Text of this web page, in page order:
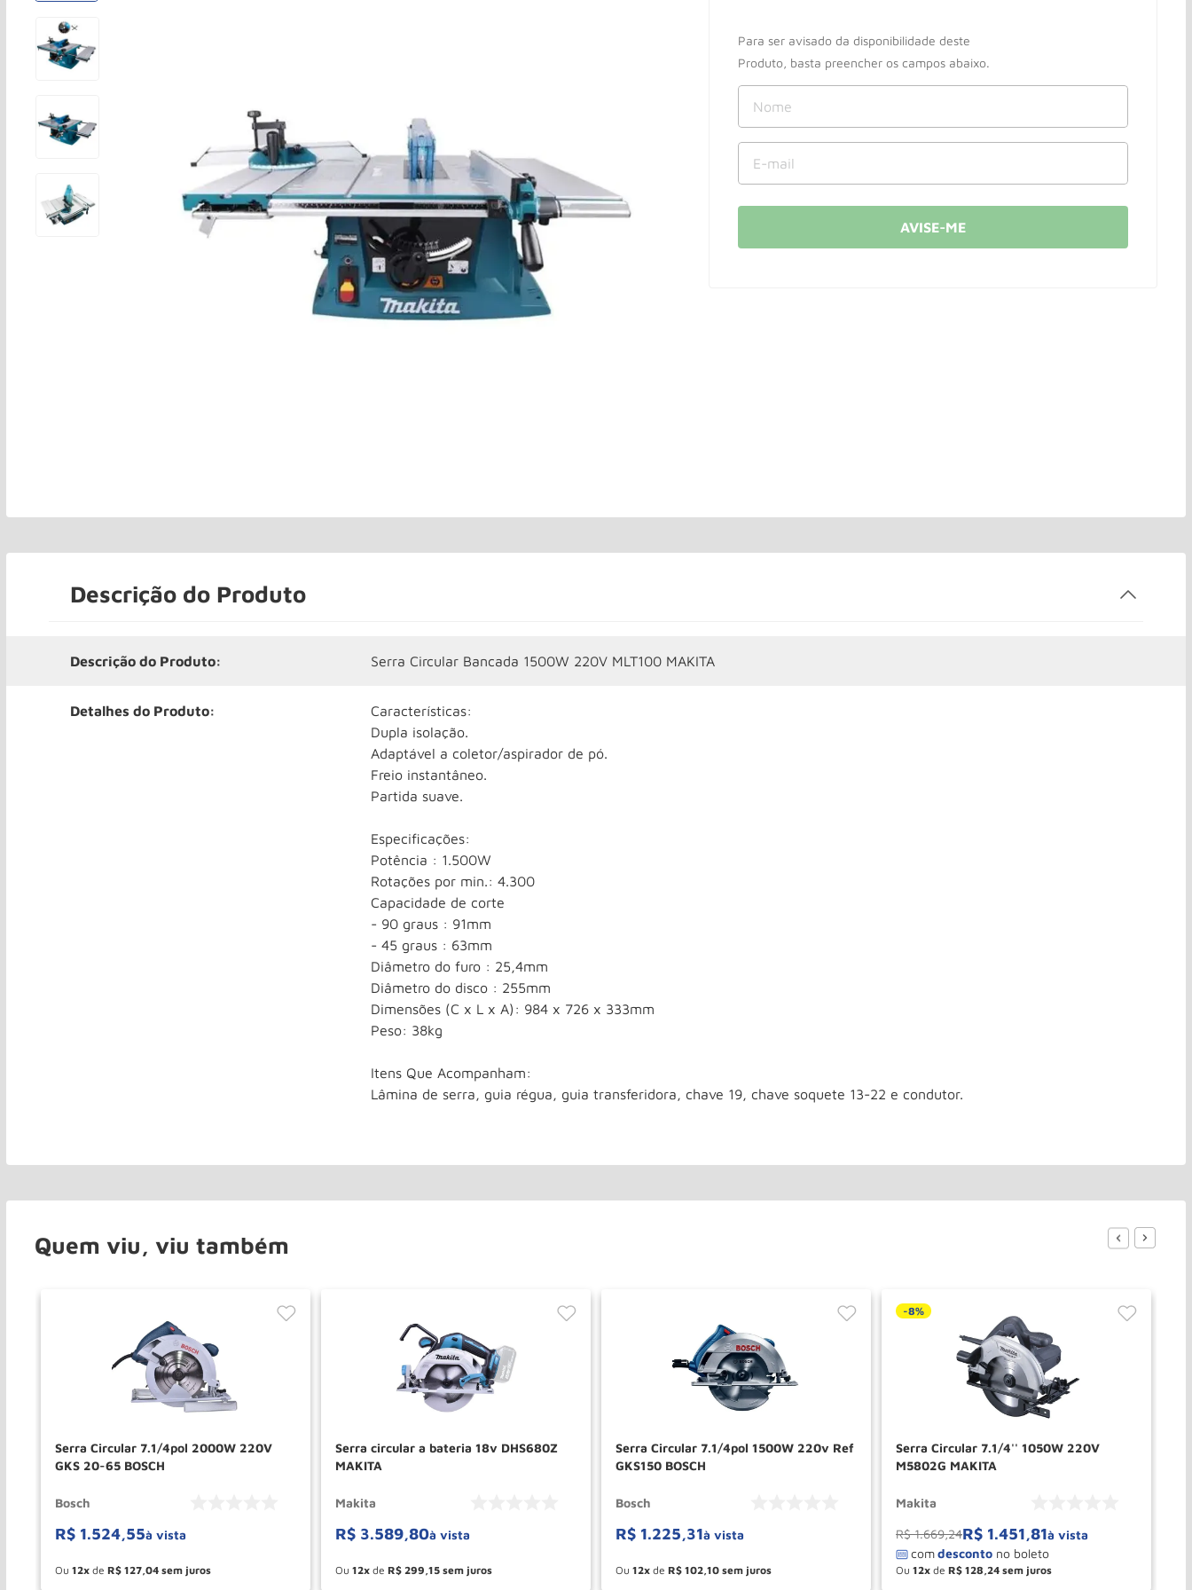
Descrição do Produto
Descrição do Produto: Serra Circular Bancada 1500W 220V MLT100 MAKITA
Detalhes do Produto:
Características:
Dupla isolação.
Adaptável a coletor/aspirador de pó.
Freio instantâneo.
Partida suave.
Especificações:
Potência : 1.500W
Rotações por min.: 4.300
Capacidade de corte
- 90 graus : 91mm
- 45 graus : 63mm
Diâmetro do furo : 25,4mm
Diâmetro do disco : 255mm
Dimensões (C x L x A): 984 x 726 x 333mm
Peso: 38kg
Itens Que Acompanham:
Lâmina de serra, guia régua, guia transferidora, chave 19, chave soquete 13-22 e condutor.
Quem viu, viu também
Serra Circular 7.1/4pol 2000W 220V
GKS 20-65 BOSCH
Bosch
R$ 1.524,55à vista
Ou 12 de R$ 127 04
Serra circular a bateria 18v DHS680Z
MAKITA
Makita
R$ 3.589,80à vista
Ou 12 de R$ 299 15
Serra Circular 7.1/4pol 1500W 220v Ref
GKS150 BOSCH
Bosch
R$ 1.225,31à vista
Ou 12 de R$ 102 10
-8%
Serra Circular 7.1/4'' 1050W 220V
M5802G MAKITA
Makita
R$ 1.669,24R$ 1.451,81à vista
Ou 12 de R$ 128 24